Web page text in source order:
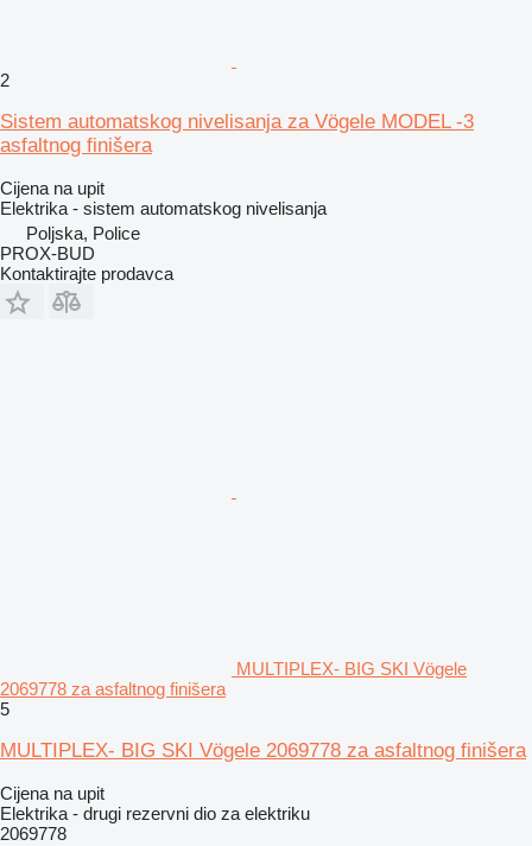
2
Sistem automatskog nivelisanja za Vögele MODEL -3
asfaltnog finišera
Cijena na upit
Elektrika - sistem automatskog nivelisanja
Poljska, Police
PROX-BUD
Kontaktirajte prodavca
MULTIPLEX- BIG SKI Vögele
2069778 za asfaltnog finišera
5
MULTIPLEX- BIG SKI Vögele 2069778 za asfaltnog finišera
Cijena na upit
Elektrika - drugi rezervni dio za elektriku
2069778